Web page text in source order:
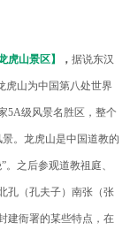
虎山景区】 ， 据说东汉
虎山为中国第八处世界
5A级风景名胜区，整个
景。龙虎山是中国道教的
之后参观道教祖庭、
孔（孔夫子）南张（张
建衙署的某些特点，在